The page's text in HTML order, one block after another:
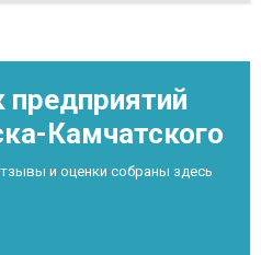
предприятий
Камчатского
и оценки собраны здесь